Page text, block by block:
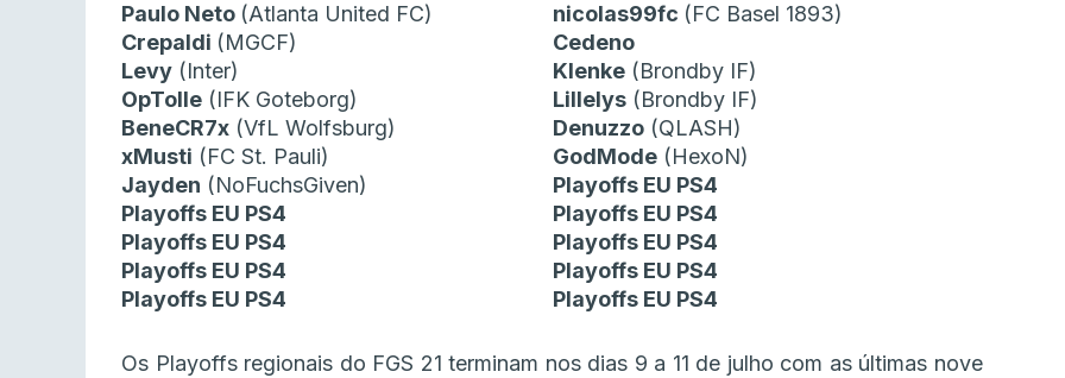
Paulo Neto (Atlanta United FC) nicolas99fc (FC Basel 1893)
Crepaldi (MGCF)
Cedeno
Levy (Inter) Klenke (Brondby IF)
OpTolle (IFK Goteborg) Lillelys (Brondby IF)
BeneCR7x (VfL Wolfsburg) Denuzzo (QLASH)
xMusti (FC St. Pauli) GodMode (HexoN)
Jayden (NoFuchsGiven)
Playoffs EU PS4
Playoffs EU PS4
Playoffs EU PS4
Playoffs EU PS4
Playoffs EU PS4
Playoffs EU PS4
Playoffs EU PS4
Playoffs EU PS4
Playoffs EU PS4
Os Playoffs regionais do FGS 21 terminam nos dias 9 a 11 de julho com as últimas nove